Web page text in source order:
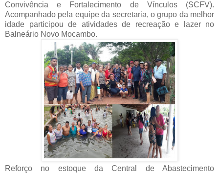
Convivência e Fortalecimento de Vínculos (SCFV).
Acompanhado pela equipe da secretaria, o grupo da melhor
idade participou de atividades de recreação e lazer no
Balneário Novo Mocambo.
Reforço no estoque da Central de Abastecimento